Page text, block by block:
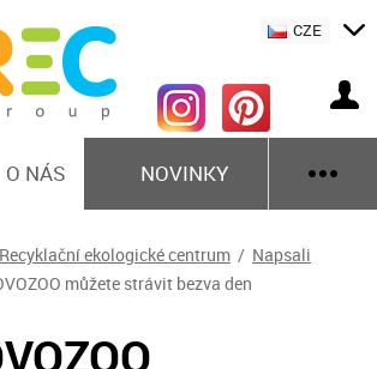
O NÁS NOVINKY
CZE
ekologické centrum / Napsali
můžete strávit bezva den